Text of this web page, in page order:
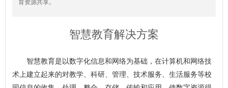
育资源共享。
智慧教育解决方案
智慧教育是以数字化信息和网络为基础，在计算机和网络技
术上建立起来的对教学、科研、管理、技术服务、生活服务等校